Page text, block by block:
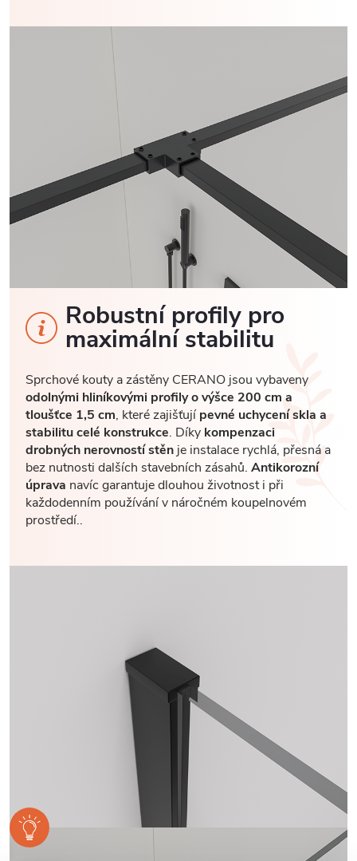
Robustní profily pro
maximální stabilitu
Sprchové kouty a zástěny CERANO jsou vybaveny
odolnými hliníkovými profily o výšce 200 cm a
tloušťce 1,5 cm, které zajišťujípevné uchycení skla a
stabilitu celé konstrukce. Díky kompenzaci
drobných nerovností stěnje instalace rychlá, přesná a
bez nutnosti dalších stavebních zásahů. Antikorozní
úprava navíc garantuje dlouhou životnost i při
každodenním používání v náročném koupelnovém
prostředí..